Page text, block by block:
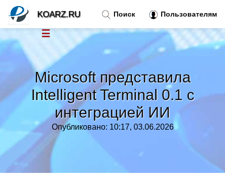
Microsoft представила
Intelligent Terminal 0.1 с
интеграцией ИИ
Опубликовано: 10:17, 03.06.2026
Поиск Пользователям
KOARZ.RU
☰
Новости
Тренды новостей»
»
Правила »
Контакт»